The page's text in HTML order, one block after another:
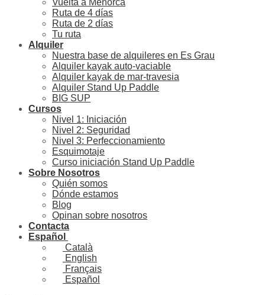
Ruta de 4 días
Ruta de 2 días
Tu ruta
Alquiler
Nuestra base de alquileres en Es Grau
Alquiler kayak auto-vaciable
Alquiler kayak de mar-travesia
Alquiler Stand Up Paddle
BIG SUP
Cursos
Nivel 1: Iniciación
Nivel 2: Seguridad
Nivel 3: Perfeccionamiento
Esquimotaje
Curso iniciación Stand Up Paddle
Sobre Nosotros
Quién somos
Dónde estamos
Blog
Opinan sobre nosotros
Contacta
Español
Català
English
Français
Español